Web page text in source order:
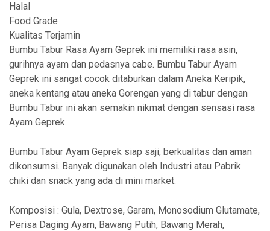
Halal
Food Grade
Kualitas Terjamin
Bumbu Tabur Rasa Ayam Geprek ini memiliki rasa asin,
gurihnya ayam dan pedasnya cabe. Bumbu Tabur Ayam
Geprek ini sangat cocok ditaburkan dalam Aneka Keripik,
aneka kentang atau aneka Gorengan yang di tabur dengan
Bumbu Tabur ini akan semakin nikmat dengan sensasi rasa
Ayam Geprek.
Bumbu Tabur Ayam Geprek siap saji, berkualitas dan aman
dikonsumsi. Banyak digunakan oleh Industri atau Pabrik
chiki dan snack yang ada di mini market.
Komposisi : Gula, Dextrose, Garam, Monosodium Glutamate,
Perisa Daging Ayam, Bawang Putih, Bawang Merah,